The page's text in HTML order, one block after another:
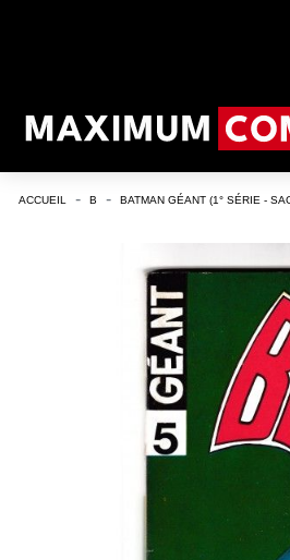
ACCUEIL B BATMAN GÉANT (1° SÉRIE -